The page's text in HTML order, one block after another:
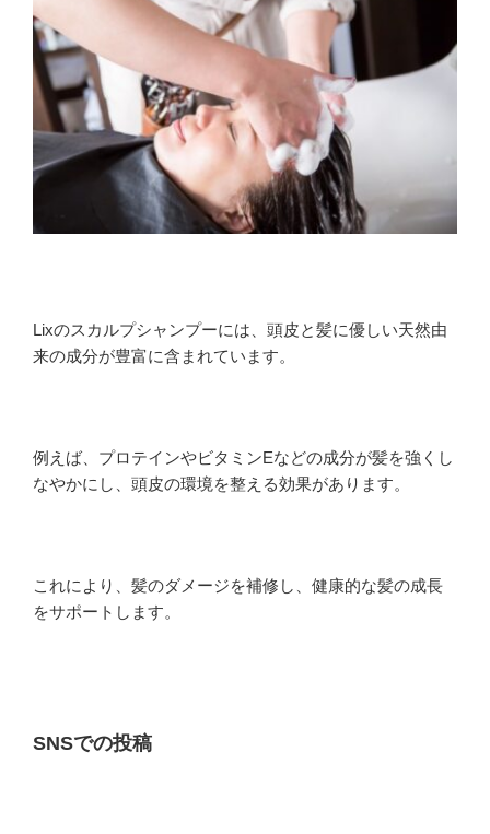
Lixのスカルプシャンプーには、頭皮と髪に優しい天然由
来の成分が豊富に含まれています。
例えば、プロテインやビタミンEなどの成分が髪を強くし
なやかにし、頭皮の環境を整える効果があります。
これにより、髪のダメージを補修し、健康的な髪の成長
をサポートします。
SNSでの投稿